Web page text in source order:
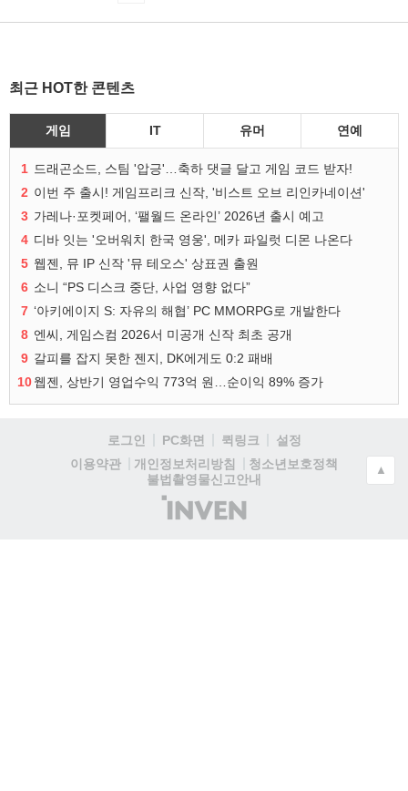
최근 HOT한 콘텐츠
게임 IT 유머 연예
1 드래곤소드, 스팀 '압긍'…축하 댓글 달고 게임 코드 받자!
2 이번 주 출시! 게임프리크 신작, '비스트 오브 리인카네이션'
3 가레나·포켓페어, ‘팰월드 온라인’ 2026년 출시 예고
4 디바 잇는 '오버워치 한국 영웅', 메카 파일럿 디몬 나온다
5 웹젠, 뮤 IP 신작 '뮤 테오스' 상표권 출원
6 소니 “PS 디스크 중단, 사업 영향 없다”
7 ‘아키에이지 S: 자유의 해협’ PC MMORPG로 개발한다
8 엔씨, 게임스컴 2026서 미공개 신작 최초 공개
9 갈피를 잡지 못한 젠지, DK에게도 0:2 패배
10웹젠, 상반기 영업수익 773억 원…순이익 89% 증가
로그인 PC화면 퀵링크
설정
이용약관
개인정보처리방침
청소년보호정책
불법촬영물신고안내
(주)
인
▲